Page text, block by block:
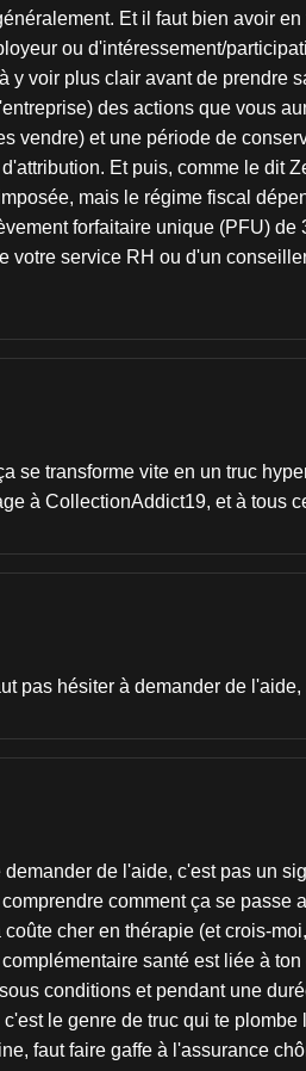
Et il faut bien avoir
ou d'intéressement/
voir plus clair avant de prendre
des actions que vous
vendre) et une période de
Et puis, comme le dit
mais le régime fiscal
forfaitaire unique (PFU) de
votre service RH ou d'un
se transforme vite en un truc
à CollectionAddict19, et à tous
pas hésiter à demander de
de l'aide, c'est pas un
comment ça se passe
cher en thérapie (et crois-
santé est liée à
conditions et pendant une
le genre de truc qui te
faut faire gaffe à l'assurance